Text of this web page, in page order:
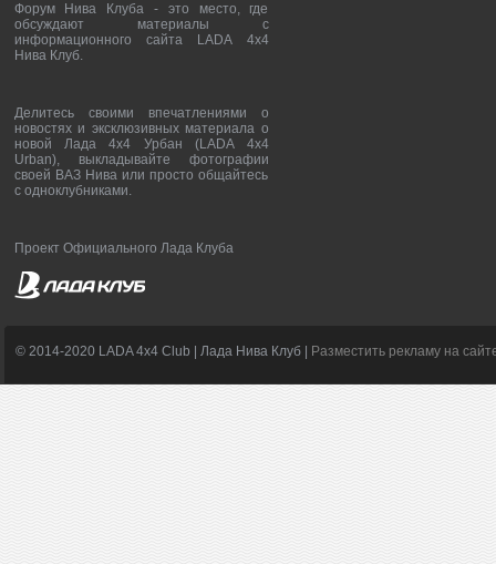
Форум Нива Клуба - это место, где
обсуждают материалы с
информационного сайта LADA 4x4
Нива Клуб.
Делитесь своими впечатлениями о
новостях и эксклюзивных материала о
новой Лада 4х4 Урбан (LADA 4x4
Urban), выкладывайте фотографии
своей ВАЗ Нива или просто общайтесь
с одноклубниками.
Проект Официального Лада Клуба
© 2014-2020 LADA 4x4 Club | Лада Нива Клуб | Разместить рекламу на